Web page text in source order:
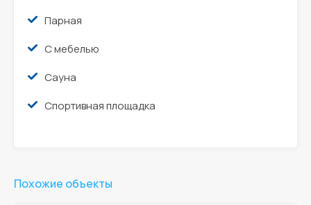
Парная
С мебелью
Сауна
Спортивная площадка
Похожие объекты